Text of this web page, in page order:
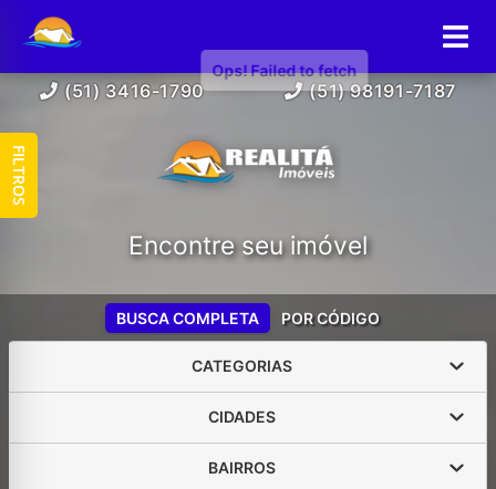
(51) 3416-1790 (51) 98191-7187
Encontre seu imóvel
BUSCA COMPLETA POR CÓDIGO
CATEGORIAS
CIDADES
BAIRROS
FILTROS